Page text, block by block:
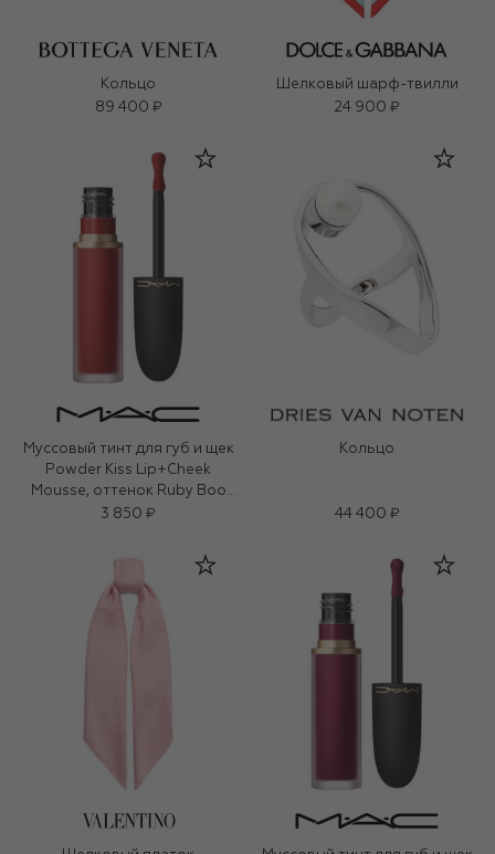
Кольцо
89 400 ₽
Шелковый шарф-твилли
24 900 ₽
Муссовый тинт для губ и щек
Powder Kiss Lip+Cheek
Mousse, оттенок Ruby Boo
(5ml)
3 850 ₽
Кольцо
44 400 ₽